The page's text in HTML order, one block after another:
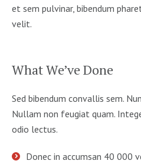
et sem pulvinar, bibendum
velit.
What We’ve Done
Sed bibendum convallis sem.
Nullam non feugiat quam.
odio lectus.
Donec in accumsan 40 000